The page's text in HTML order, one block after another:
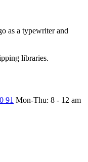
as a typewriter and
libraries.
91 Mon-Thu: 8 - 12 am